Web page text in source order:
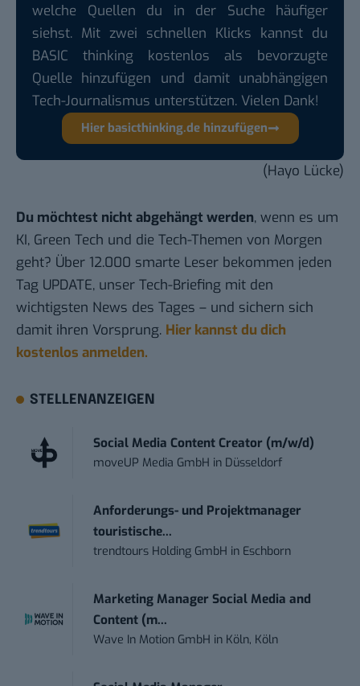
welche Quellen du in der Suche häufiger
siehst. Mit zwei schnellen Klicks kannst du
BASIC thinking kostenlos als bevorzugte
Quelle hinzufügen und damit unabhängigen
Tech-Journalismus unterstützen. Vielen Dank!
Hier basicthinking.de hinzufügen
(Hayo Lücke)
Du möchtest nicht abgehängt werden, wenn es um
KI, Green Tech und die Tech-Themen von Morgen
geht? Über 12.000 smarte Leser bekommen jeden
Tag UPDATE, unser Tech-Briefing mit den
wichtigsten News des Tages – und sichern sich
damit ihren Vorsprung. Hier kannst du dich
kostenlos anmelden.
STELLENANZEIGEN
Social Media Content Creator (m/w/d)
moveUP Media GmbH in Düsseldorf
Anforderungs- und Projektmanager
touristische...
trendtours Holding GmbH in Eschborn
Marketing Manager Social Media and
Content (m...
Wave In Motion GmbH in Köln, Köln